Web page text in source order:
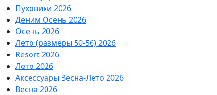
Пуховики 2026
Деним Осень 2026
Осень 2026
Лето (размеры 50-56) 2026
Resort 2026
Лето 2026
Аксессуары Весна-Лето 2026
Весна 2026